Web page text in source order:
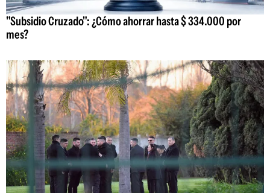
"Subsidio Cruzado": ¿Cómo ahorrar hasta $ 334.000 por
mes?